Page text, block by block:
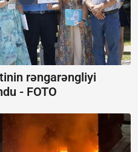
rəngarəngliyi
- FOTO